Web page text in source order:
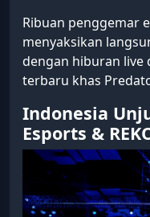
Ribuan penggemar
menyaksikan
dengan hiburan live
terbaru khas
Indonesia
Esports &